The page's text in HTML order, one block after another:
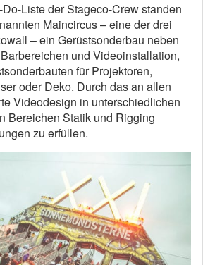
Liste der Stageco-Crew standen
Maincircus – eine der drei
– ein Gerüstsonderbau neben
und Videoinstallation,
für Projektoren,
oder Deko. Durch das an allen
Videodesign in unterschiedlichen
Bereichen Statik und Rigging
zu erfüllen.